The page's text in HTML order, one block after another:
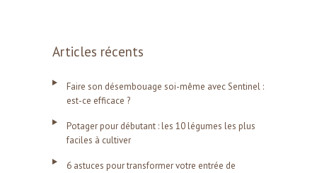
Articles récents
Faire son désembouage soi-même avec Sentinel :
est-ce efficace ?
Potager pour débutant : les 10 légumes les plus
faciles à cultiver
6 astuces pour transformer votre entrée de